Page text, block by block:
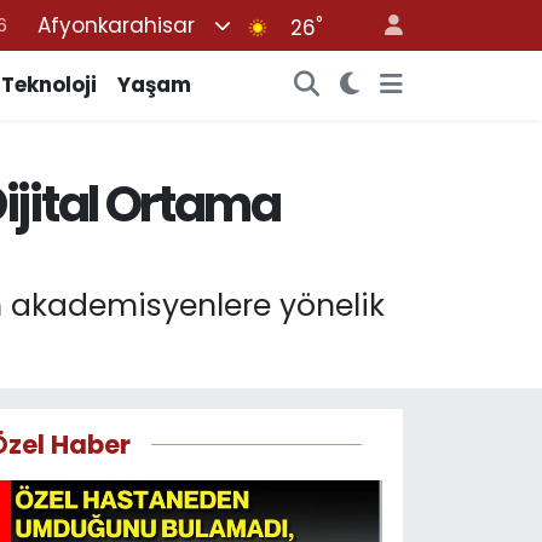
Afyonkarahisar 26°
Teknoloji Yaşam
Ortama
akademisyenlere yönelik
Haber